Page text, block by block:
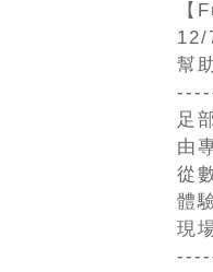
【
12/
幫
足
由
從
體
現